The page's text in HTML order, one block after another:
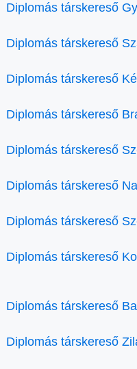
Diplomás társkereső
Diplomás társkereső
Diplomás társkereső
Diplomás társkereső
Diplomás társkereső
Diplomás társkereső
Diplomás társkereső
Diplomás társkereső
Diplomás társkereső
Diplomás társkereső